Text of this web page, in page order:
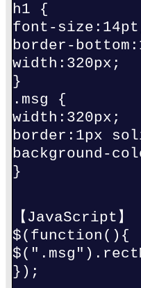
h1 {
font-
border-
width:320px;
}
.msg {
width:320px;
border:1px
background-
}
【JavaScript】
$(function(){
});